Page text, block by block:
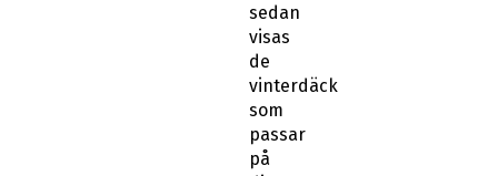
sedan
visas
de
vinterdäck
som
passar
på